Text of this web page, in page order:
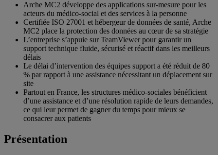
Arche MC2 développe des applications sur-mesure pour les
acteurs du médico-social et des services à la personne
Certifiée ISO 27001 et hébergeur de données de santé, Arche
MC2 place la protection des données au cœur de sa stratégie
L’entreprise s’appuie sur TeamViewer pour garantir un
support technique fluide, sécurisé et réactif dans les meilleurs
délais
Le délai d’intervention des équipes support a été réduit de 80
% par rapport à une assistance nécessitant un déplacement sur
site
Partout en France, les structures médico-sociales bénéficient
d’une assistance et d’une résolution rapide de leurs demandes,
ce qui leur permet de gagner du temps pour mieux se
consacrer aux patients
Présentation